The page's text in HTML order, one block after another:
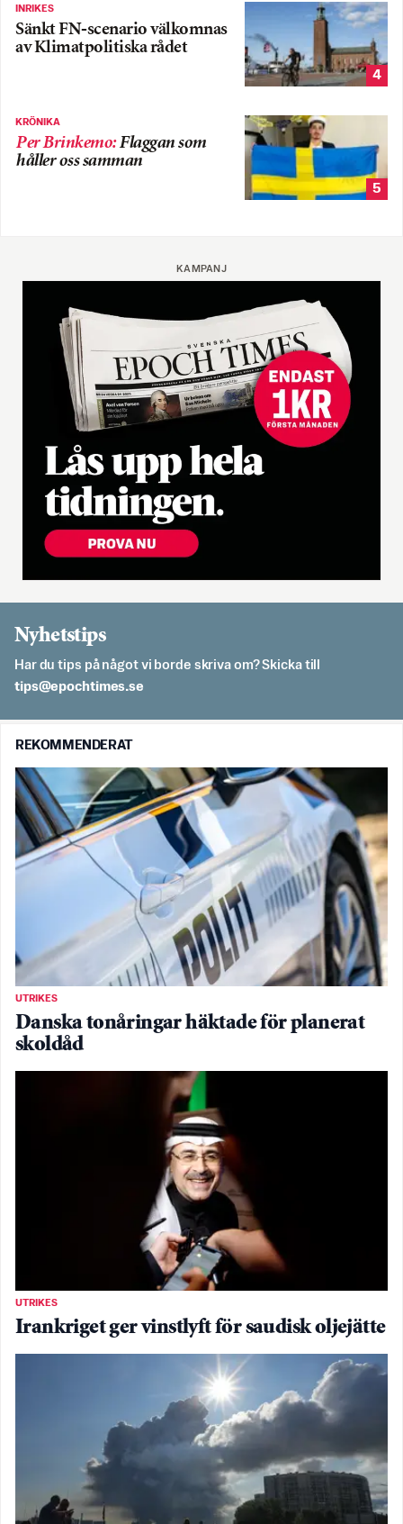
INRIKES
Sänkt FN-scenario välkomnas
av Klimatpolitiska rådet
4
KRÖNIKA
Per Brinkemo:Flaggan som
håller oss samman
5
KAMPANJ
Nyhetstips
Har du tips på något vi borde skriva om? Skicka till
es.semithcope@spit
REKOMMENDERAT
UTRIKES
Danska tonåringar häktade för planerat
skoldåd
UTRIKES
Irankriget ger vinstlyft för saudisk oljejätte